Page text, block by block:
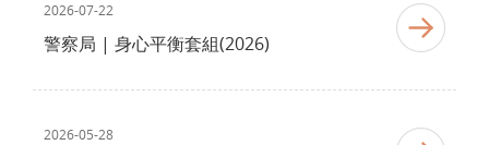
2026-07-22
警察局 | 身心平衡套組(2026)
2026-05-28